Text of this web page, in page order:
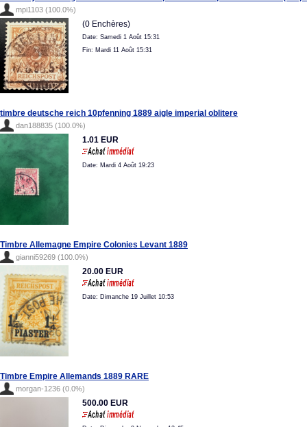
mpi1103 (100.0%)
(0 Enchères)
Date: Samedi 1 Août 15:31
Fin: Mardi 11 Août 15:31
timbre deutsche reich 10pfenning 1889 aigle imperial oblitere
dan188835 (100.0%)
1.01 EUR
Date: Mardi 4 Août 19:23
Timbre Allemagne Empire Colonies Levant 1889
gianni59269 (100.0%)
20.00 EUR
Date: Dimanche 19 Juillet 10:53
Timbre Empire Allemands 1889 RARE
morgan-1236 (0.0%)
500.00 EUR